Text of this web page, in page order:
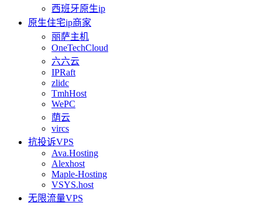
西班牙原生ip
原生住宅ip商家
丽萨主机
OneTechCloud
六六云
IPRaft
zlidc
TmhHost
WePC
荫云
vircs
抗投诉VPS
Ava.Hosting
Alexhost
Maple-Hosting
VSYS.host
无限流量VPS